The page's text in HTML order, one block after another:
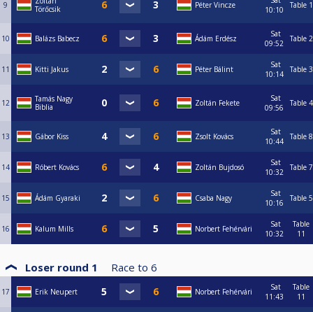
9
Törőcsik
Péter Vincze
10:10
Table 1
10 Balázs Babecz Ádám Erdész
Sat
09:52
Table 2
11 Kitti Jakus Péter Bálint
Sat
10:14
Table 3
12
Tamás Nagy
Biblia
Zoltán Fekete
Sat
09:56
Table 4
13 Gábor Kiss Zsolt Kovács
Sat
10:44
Table 8
14 Róbert Kovács Zoltán Bujdosó
Sat
10:32
Table 7
15 Ádám Gyaraki Csaba Nagy
Sat
10:16
Table 5
16 Kalum Mills Norbert Fehérvári
Sat
10:32
Table
11
Loser round 1 Race to 6
17 Erik Neupert Norbert Fehérvári
Sat
11:43
Table
11